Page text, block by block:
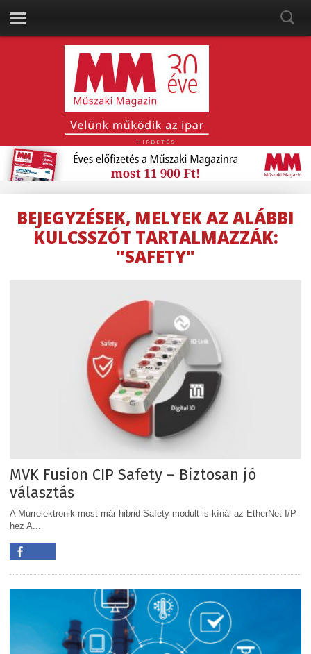
HIRDETÉS
BEJEGYZÉSEK, MELYEK AZ ALÁBBI
KULCSSZÓT TARTALMAZZÁK:
"SAFETY"
MVK Fusion CIP Safety – Biztosan jó
választás
A Murrelektronik most már hibrid Safety modult is kínál az EtherNet I/P-
hez A...